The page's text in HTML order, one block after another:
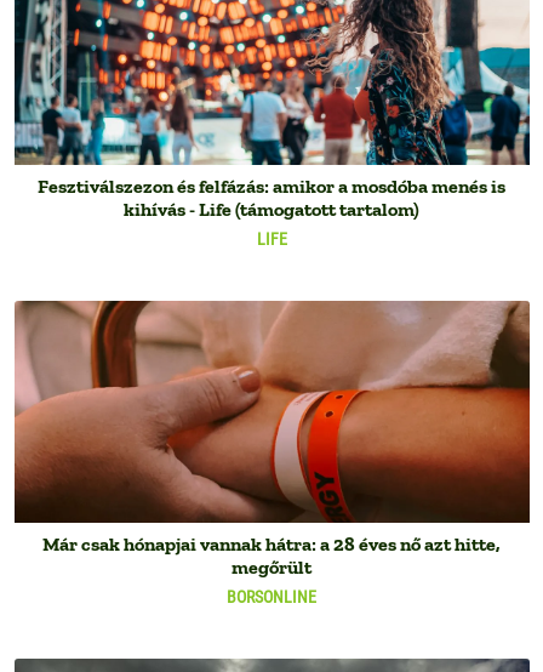
LIFE
Fesztiválszezon és felfázás: amikor a mosdóba menés is
kihívás - Life (támogatott tartalom)
BORSONLINE
Már csak hónapjai vannak hátra: a 28 éves nő azt hitte,
megőrült